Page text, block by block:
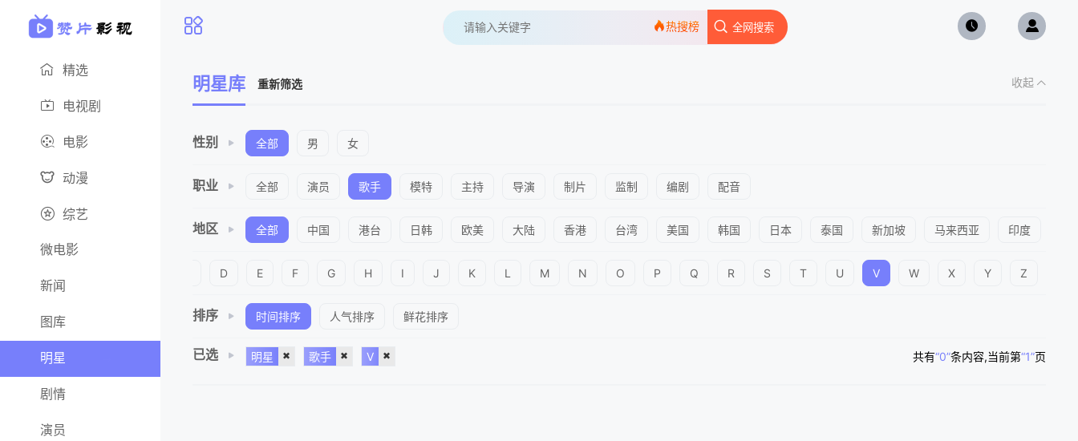
精选
电视剧
电影
动漫
综艺
微电影
新闻
图库
明星
剧情
演员
全网搜索
热搜榜
明星库 重新筛选 收起
性别 全部 男 女
职业 全部 演员 歌手 模特 主持 导演 制片 监制 编剧 配音
地区 全部 中国 港台 日韩 欧美 大陆 香港 台湾 美国 韩国 日本 泰国 新加坡 马来西亚 印度
D E F G H I J K L M N O P Q R S T U V W X Y Z
排序 时间排序 人气排序 鲜花排序
已选 明星 歌手 V 共有“0”条内容,当前第“1”页